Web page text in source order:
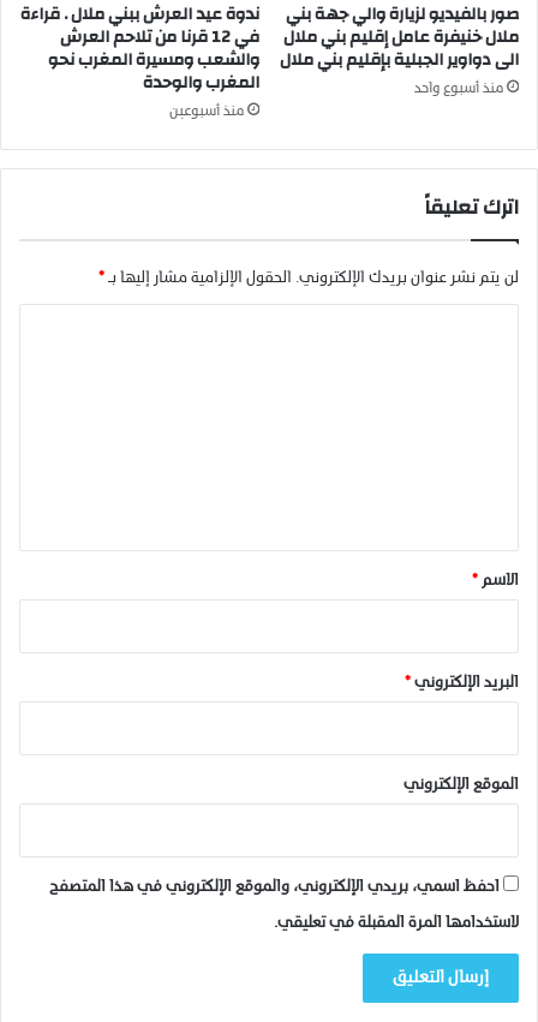
ا
ل
ة
ا
م
ض
ج
س
ا
ل
د
ا
ر
ل
ل
و
ا
ل
ل
صور بالفيديو لزيارة والي جهة بني
ملال خنيفرة عامل إقليم بني ملال
الى دواوير الجبلية بإقليم بني ملال
منذ أسبوع واحد
ندوة عيد العرش ببني ملال . قراءة
في 12 قرنا من تلاحم العرش
والشعب ومسيرة المغرب نحو
المغرب والوحدة
منذ أسبوعين
اترك تعليقاً
لن يتم نشر عنوان بريدك الإلكتروني. الحقول الإلزامية مشار إليها بـ *
*الاسم *
البريد الإلكتروني *
الموقع الإلكتروني
احفظ اسمي، بريدي الإلكتروني، والموقع الإلكتروني في هذا المتصفح
لاستخدامها المرة المقبلة في تعليقي.